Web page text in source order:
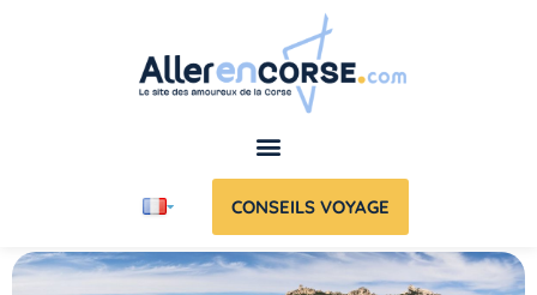
CONSEILS VOYAGE